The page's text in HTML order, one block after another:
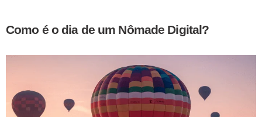
Como é o dia de um Nômade Digital?